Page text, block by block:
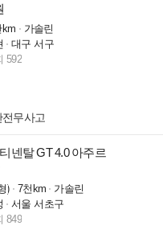
km
가솔린
대구 서구
592
무사고
넨탈 GT 4.0 아주르
) 7천km
가솔린
서울 서초구
849